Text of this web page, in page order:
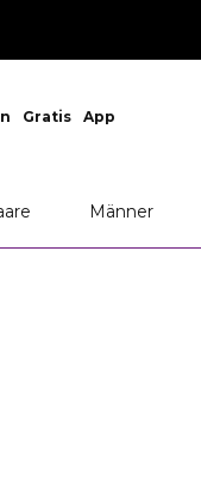
Gratis App
Männer